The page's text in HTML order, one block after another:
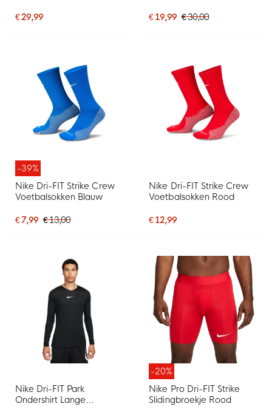
€ 29,99 € 19,99 € 30,00
-39%
Nike Dri-FIT Strike Crew
Voetbalsokken Blauw
€ 7,99 € 13,00
Nike Dri-FIT Strike Crew
Voetbalsokken Rood
€ 12,99
Nike Dri-FIT Park
Ondershirt Lange
-20%
Nike Pro Dri-FIT Strike
Slidingbroekje Rood